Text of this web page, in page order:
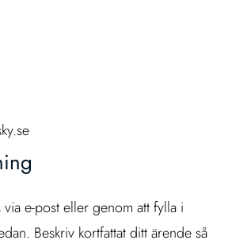
via e-post eller genom att fylla i
Beskriv kortfattat ditt ärende så